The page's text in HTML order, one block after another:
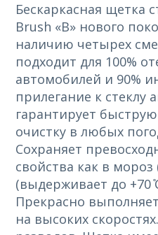
Бескаркасная щетка
Brush «B» нового
наличию четырех
подходит для 100%
автомобилей и 90%
прилегание к стеклу
гарантирует
очистку в любых
Сохраняет
свойства как в
(выдерживает до +70
Прекрасно
на высоких